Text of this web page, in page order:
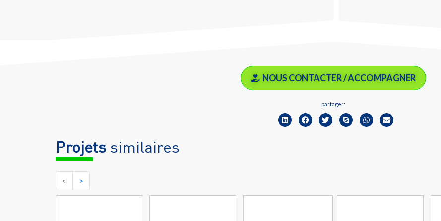
NOUS CONTACTER / ACCOMPAGNER
partager:
Projets similaires
< >